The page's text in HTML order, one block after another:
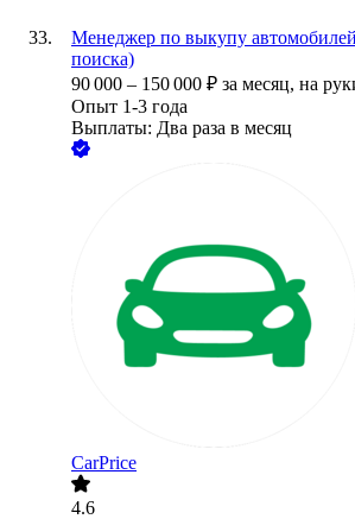
Менеджер по выкупу автомобилей
поиска)
90 000 – 150 000 ₽ за месяц, на
Опыт 1-3 года
Выплаты: Два раза в месяц
CarРrice
4.6